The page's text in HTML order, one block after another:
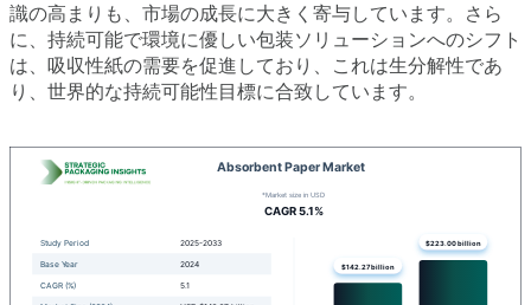
識の高まりも、市場の成長に大きく寄与しています。さら
に、持続可能で環境に優しい包装ソリューションへのシフト
は、吸収性紙の需要を促進しており、これは生分解性であ
り、世界的な持続可能性目標に合致しています。